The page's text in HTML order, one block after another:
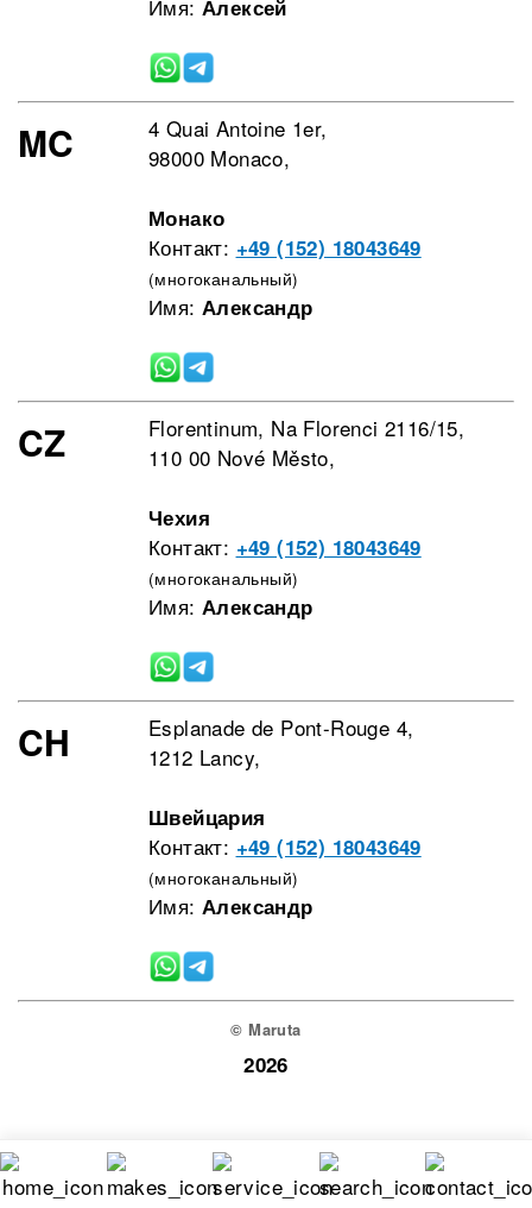
Имя: Алексей
MC
4 Quai Antoine 1er,
98000 Monaco,
Монако
Контакт: +49 (152) 18043649
(многоканальный)
Имя: Александр
CZ
Florentinum, Na Florenci 2116/15,
110 00 Nové Město,
Чехия
Контакт: +49 (152) 18043649
(многоканальный)
Имя: Александр
CH
Esplanade de Pont-Rouge 4,
1212 Lancy,
Швейцария
Контакт: +49 (152) 18043649
(многоканальный)
Имя: Александр
© Maruta
2026